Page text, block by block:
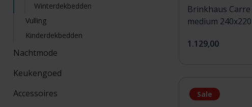
Winterdekbedden
Vulling
Kinderdekbedden
Nachtmode
Keukengoed
Accessoires
Brinkhaus
medium 240x220
1.129,00
Sale